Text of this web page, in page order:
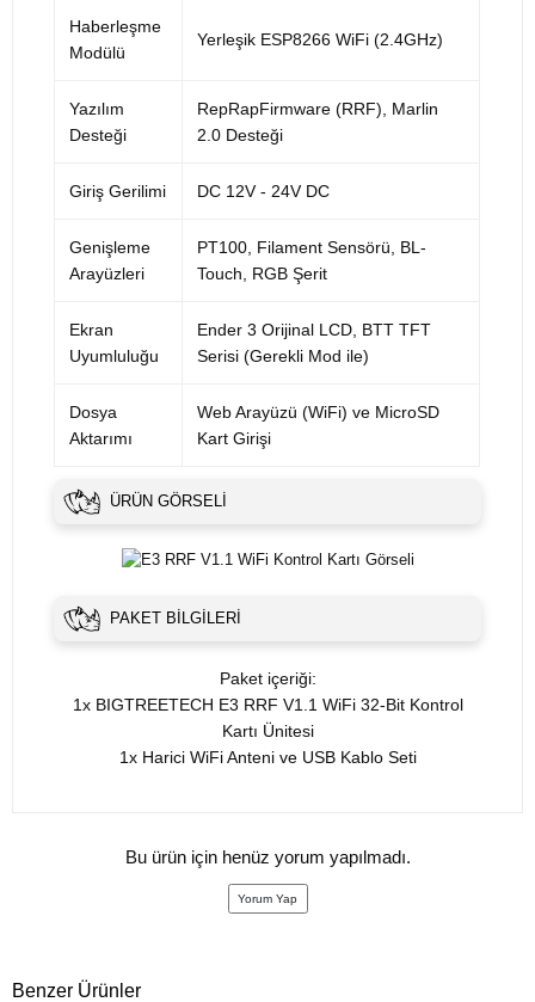
Haberleşme
Modülü
Yerleşik ESP8266 WiFi (2.4GHz)
Yazılım
Desteği
RepRapFirmware (RRF), Marlin
2.0 Desteği
Giriş Gerilimi DC 12V - 24V DC
Genişleme
Arayüzleri
PT100, Filament Sensörü, BL-
Touch, RGB Şerit
Ekran
Uyumluluğu
Ender 3 Orijinal LCD, BTT TFT
Serisi (Gerekli Mod ile)
Dosya
Aktarımı
Web Arayüzü (WiFi) ve MicroSD
Kart Girişi
ÜRÜN GÖRSELI
PAKET BILGILERI
Paket içeriği:
1x BIGTREETECH E3 RRF V1.1 WiFi 32-Bit Kontrol
Kartı Ünitesi
1x Harici WiFi Anteni ve USB Kablo Seti
Bu ürün için henüz yorum yapılmadı.
Yorum Yap
Benzer Ürünler